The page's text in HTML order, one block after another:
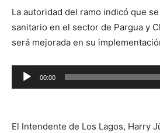
La autoridad del ramo indicó que
sanitario en el sector de Pargua y
será mejorada en su
Reproductor
de
00:00
El Intendente de Los Lagos, Harry